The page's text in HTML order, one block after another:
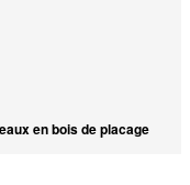
en bois de placage